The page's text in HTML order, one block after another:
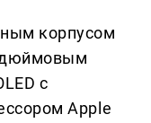
корпусом
дюймовым
с
Apple